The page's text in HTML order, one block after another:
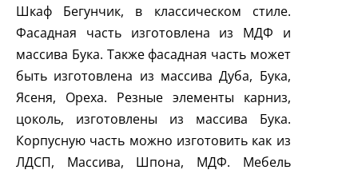
Шкаф Бегунчик, в классическом стиле.
Фасадная часть изготовлена из МДФ и
массива Бука. Также фасадная часть может
быть изготовлена из массива Дуба, Бука,
Ясеня, Ореха. Резные элементы карниз,
цоколь, изготовлены из массива Бука.
Корпусную часть можно изготовить как из
ЛДСП, Массива, Шпона, МДФ. Мебель